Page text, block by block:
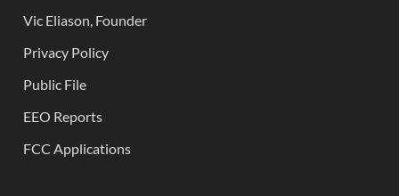
Vic Eliason, Founder
Privacy Policy
Public File
EEO Reports
FCC Applications